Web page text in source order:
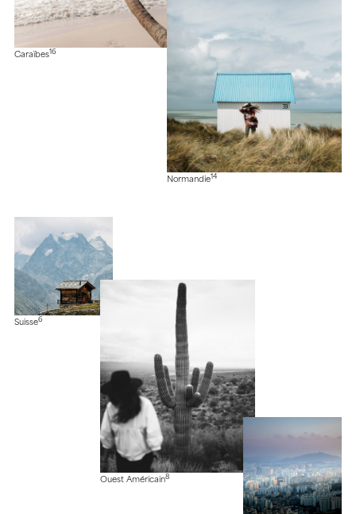
Caraïbes16
Normandie14
Suisse6
Ouest Américain8